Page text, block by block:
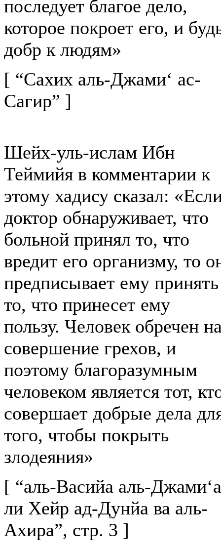
последует благое дело,
которое покроет его, и
добр к людям»
[ “Сахих аль-Джами‘ ас-
Сагир” ]
Шейх-уль-ислам Ибн
Теймийя в комментарии к
этому хадису сказал:
доктор обнаруживает, что
больной принял то, что
вредит его организму, то
предписывает ему принять
то, что принесет ему
пользу. Человек обречен
совершение грехов, и
поэтому благоразумным
человеком является тот,
совершает добрые дела
того, чтобы покрыть
злодеяния»
[ “аль-Васийа аль-Джами‘а
ли Хейр ад-Дунйа ва аль-
Ахира”, стр. 3 ]